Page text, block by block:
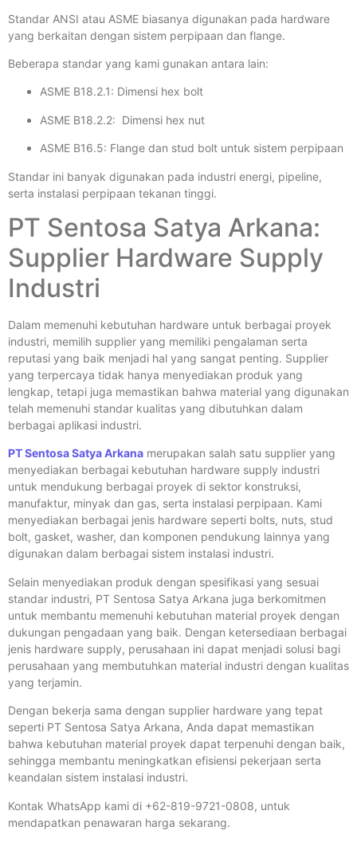
Standar ANSI atau ASME biasanya digunakan pada hardware
yang berkaitan dengan sistem perpipaan dan flange.
Beberapa standar yang kami gunakan antara lain:
ASME B18.2.1: Dimensi hex bolt
ASME B18.2.2: Dimensi hex nut
ASME B16.5: Flange dan stud bolt untuk sistem perpipaan
Standar ini banyak digunakan pada industri energi, pipeline,
serta instalasi perpipaan tekanan tinggi.
PT Sentosa Satya Arkana:
Supplier Hardware Supply
Industri
Dalam memenuhi kebutuhan hardware untuk berbagai proyek
industri, memilih supplier yang memiliki pengalaman serta
reputasi yang baik menjadi hal yang sangat penting. Supplier
yang terpercaya tidak hanya menyediakan produk yang
lengkap, tetapi juga memastikan bahwa material yang digunakan
telah memenuhi standar kualitas yang dibutuhkan dalam
berbagai aplikasi industri.
PT Sentosa Satya Arkana merupakan salah satu supplier yang
menyediakan berbagai kebutuhan hardware supply industri
untuk mendukung berbagai proyek di sektor konstruksi,
manufaktur, minyak dan gas, serta instalasi perpipaan. Kami
menyediakan berbagai jenis hardware seperti bolts, nuts, stud
bolt, gasket, washer, dan komponen pendukung lainnya yang
digunakan dalam berbagai sistem instalasi industri.
Selain menyediakan produk dengan spesifikasi yang sesuai
standar industri, PT Sentosa Satya Arkana juga berkomitmen
untuk membantu memenuhi kebutuhan material proyek dengan
dukungan pengadaan yang baik. Dengan ketersediaan berbagai
jenis hardware supply, perusahaan ini dapat menjadi solusi bagi
perusahaan yang membutuhkan material industri dengan kualitas
yang terjamin.
Dengan bekerja sama dengan supplier hardware yang tepat
seperti PT Sentosa Satya Arkana, Anda dapat memastikan
bahwa kebutuhan material proyek dapat terpenuhi dengan baik,
sehingga membantu meningkatkan efisiensi pekerjaan serta
keandalan sistem instalasi industri.
Kontak WhatsApp kami di +62-819-9721-0808, untuk
mendapatkan penawaran harga sekarang.